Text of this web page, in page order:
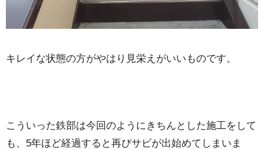
キレイな状態の方がやはり見栄えがいいものです。
こういった鉄部は今回のようにきちんとした施工をして
も、5年ほど経過すると再びサビが出始めてしまいま